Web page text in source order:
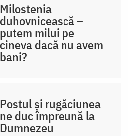
Milostenia
duhovnicească –
putem milui pe
cineva dacă nu avem
bani?
Postul și rugăciunea
ne duc împreună la
Dumnezeu